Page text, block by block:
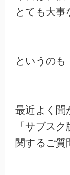
とても大事
というのも
最近よく聞
「サブス
関するご質